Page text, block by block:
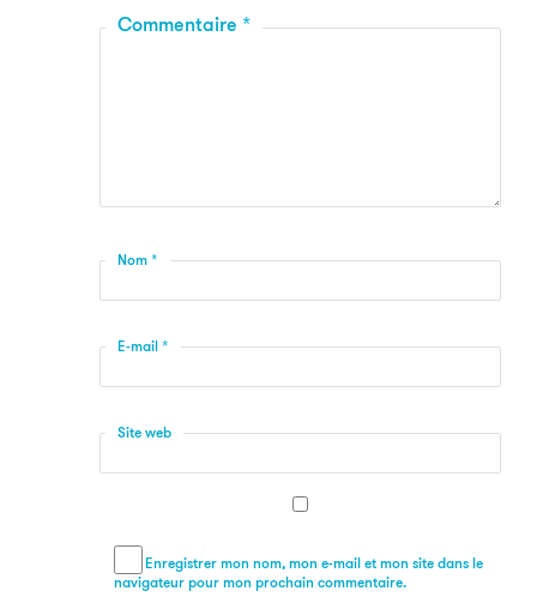
Commentaire *
Nom *
E-mail *
Site web
Enregistrer mon nom, mon e-mail et mon site dans le
navigateur pour mon prochain commentaire.